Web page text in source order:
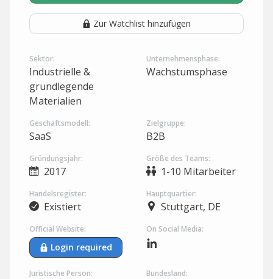
Zur Watchlist hinzufügen
Sektor:
Industrielle &
grundlegende
Materialien
Unternehmensphase:
Wachstumsphase
Geschäftsmodell:
SaaS
Zielgruppe:
B2B
Gründungsjahr:
2017
Größe des Teams:
1-10 Mitarbeiter
Handelsregister:
Existiert
Hauptquartier:
Stuttgart, DE
Official Website:
Login required
On Social Media:
Juristische Person: Bundesland: